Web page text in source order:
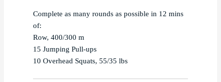
Complete as many rounds as possible in 12 mins
of:
Row, 400/300 m
15 Jumping Pull-ups
10 Overhead Squats, 55/35 lbs